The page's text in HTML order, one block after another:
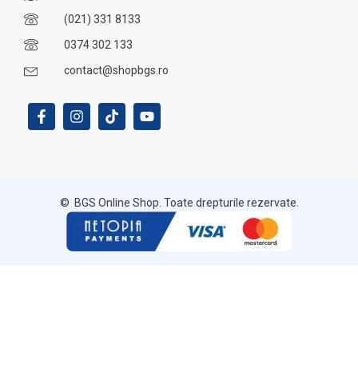
(021) 331 8133
0374 302 133
contact@shopbgs.ro
© BGS Online Shop. Toate drepturile rezervate.